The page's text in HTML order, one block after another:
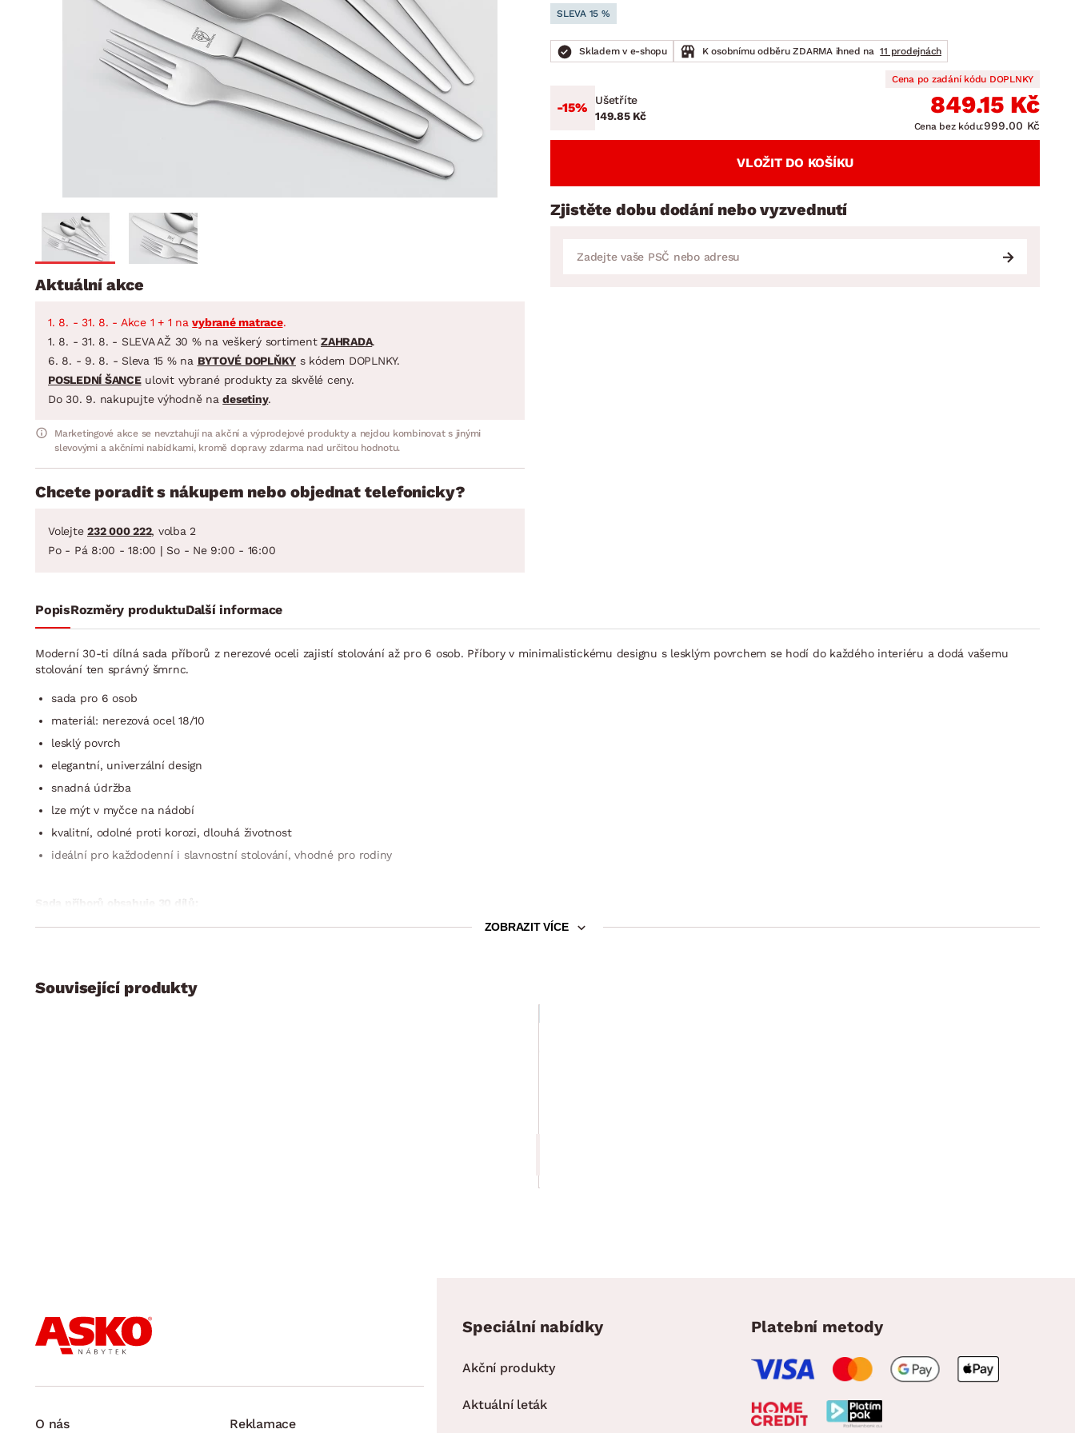
Dětský pokoj
Předsíň, šatna a chodba
Kuchyně
BYTOVÝ TEXTIL STOLOVÁNÍ A VAŘENÍ
Jídelní servis
Příbory
Hrnce
Pánve
DOMÁCÍ SPOTŘEBIČE
Koupelnové sestavy
Jídelní sestavy
Zahradní sestavy
Zahradní sestavy
SLEVA 15 %
Skladem v e-shopu K osobnímu odběru ZDARMA ihned na 11 prodejnách
-15%
Ušetříte
149.85 Kč
Cena po zadání kódu DOPLNKY
849.15 Kč
Cena bez kódu:999.00 Kč
VLOŽIT DO KOŠÍKU
Zjistěte dobu dodání nebo vyzvednutí
Aktuální akce
1. 8. - 31. 8. - Akce 1 + 1 navybrané matrace.
1. 8. - 31. 8. - SLEVA AŽ 30 % na veškerý sortiment ZAHRADA.
6. 8. - 9. 8. - Sleva 15 % na BYTOVÉ DOPLŇKY s kódem DOPLNKY.
POSLEDNÍ ŠANCEulovit vybrané produkty za skvělé ceny.
Do 30. 9. nakupujte výhodně nadesetiny.
Marketingové akce se nevztahují na akční a výprodejové produkty a nejdou kombinovat s jinými
slevovými a akčními nabídkami, kromě dopravy zdarma nad určitou hodnotu.
Chcete poradit s nákupem nebo objednat telefonicky?
Volejte 232 000 222, volba 2
Po - Pá 8:00 - 18:00 | So - Ne 9:00 - 16:00
PopisRozměry produktuDalší informace
Moderní 30-ti dílná sada příborů z nerezové oceli zajistí stolování až pro 6 osob. Příbory v minimalistickému designu s lesklým povrchem se hodí do každého interiéru a dodá vašemu
stolování ten správný šmrnc.
sada pro 6 osob
materiál: nerezová ocel 18/10
lesklý povrch
elegantní, univerzální design
snadná údržba
lze mýt v myčce na nádobí
kvalitní, odolné proti korozi, dlouhá životnost
ideální pro každodenní i slavnostní stolování, vhodné pro rodiny
6 x příborový nůž
6 x kávová lžička
ZOBRAZIT VÍCE
Související produkty
O nás Reklamace
Speciální nabídky
Akční produkty
Aktuální leták
Platební metody